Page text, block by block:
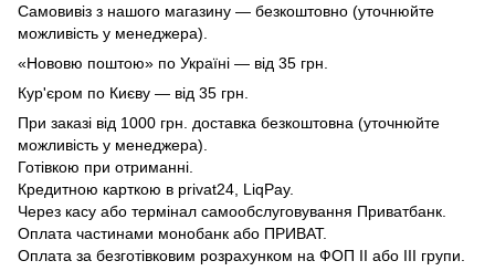
Самовивіз з нашого магазину — безкоштовно (уточнюйте
можливість у менеджера).
«Нововю поштою» по Україні — від 35 грн.
Кур'єром по Києву — від 35 грн.
При заказі від 1000 грн. доставка безкоштовна (уточнюйте
можливість у менеджера).
Готівкою при отриманні.
Кредитною карткою в privat24, LiqPay.
Через касу або термінал самообслуговування Приватбанк.
Оплата частинами монобанк або ПРИВАТ.
Оплата за безготівковим розрахунком на ФОП II або III групи.